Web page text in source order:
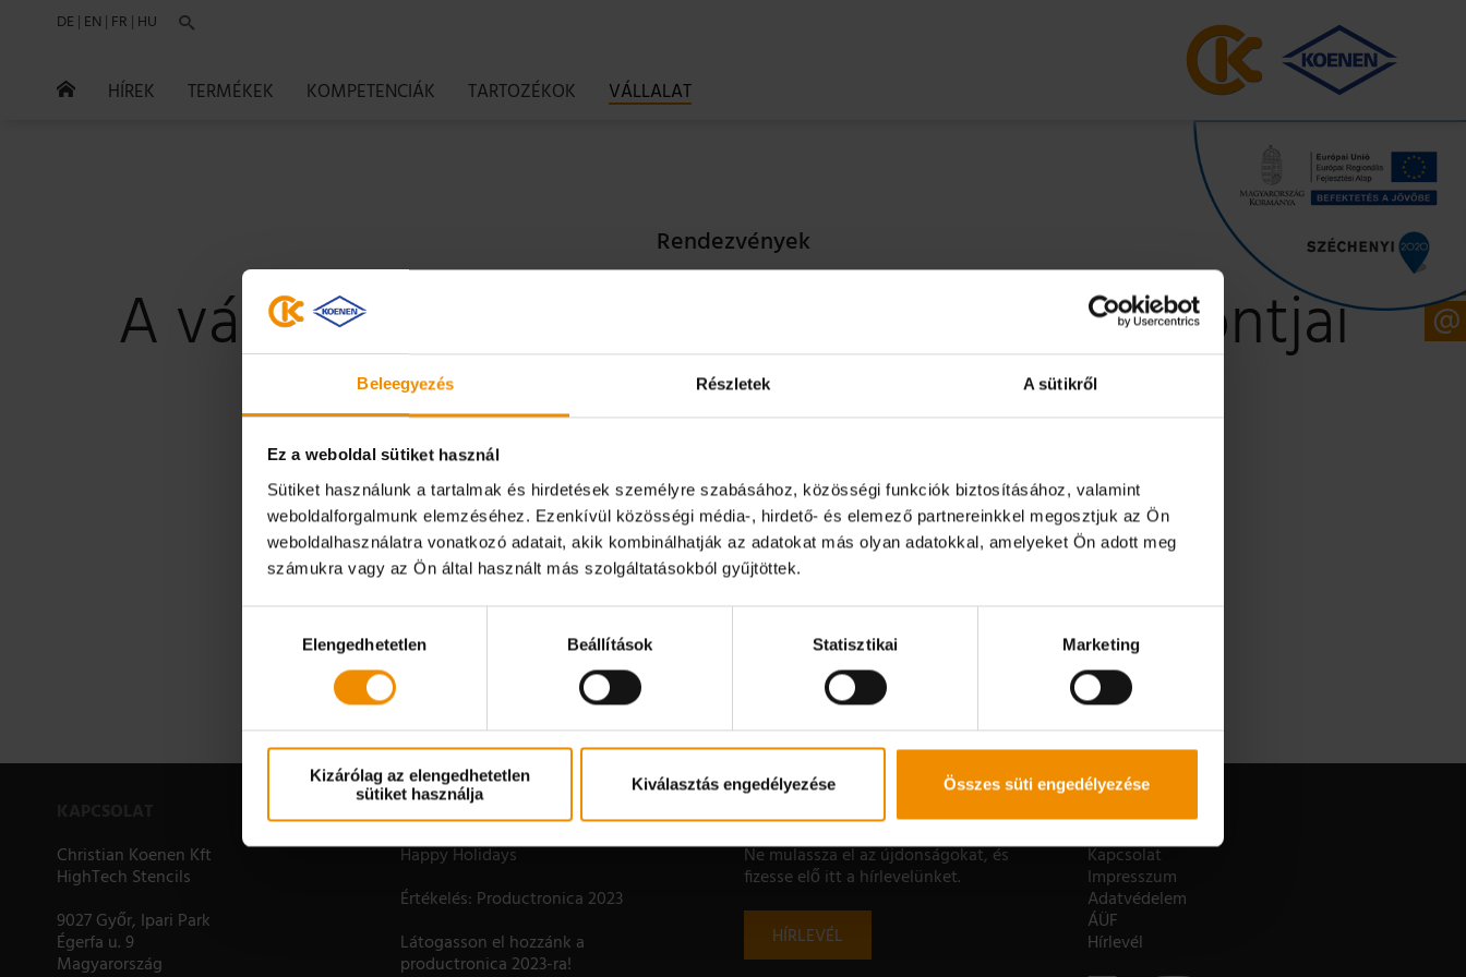
Beleegyezés Részletek A sütikről
Ez a weboldal sütiket használ
Sütiket használunk a tartalmak és hirdetések személyre szabásához, közösségi funkciók biztosításához, valamint
weboldalforgalmunk elemzéséhez. Ezenkívül közösségi média-, hirdető- és elemező partnereinkkel megosztjuk az Ön
weboldalhasználatra vonatkozó adatait, akik kombinálhatják az adatokat más olyan adatokkal, amelyeket Ön adott meg
számukra vagy az Ön által használt más szolgáltatásokból gyűjtöttek.
kiválasztásaElengedhetetlen Beállítások Statisztikai Marketing
Kizárólag az elengedhetetlen
sütiket használja
Kiválasztás engedélyezése Összes süti engedélyezése
DE | EN | FR | HU 
 HÍREK TERMÉKEK KOMPETENCIÁK TARTOZÉKOK VÁLLALAT
Rendezvények
A vásárok és a technológiai napok időpontjai
Találkozzon velünka következő szakvásárok vagy technológiai rendezvények valamelyikén.
Kérdéseik megválaszolására készséggel állunk rendelkezésükre.
KAPCSOLAT
Christian Koenen Kft
HighTech Stencils
9027 Győr, Ipari Park
Égerfa u. 9
Magyarország
NEWS
Happy Holidays
Értékelés: Productronica 2023
Látogasson el hozzánk a
productronica 2023-ra!
NAPRAKÉSZEN
Ne mulassza el az újdonságokat, és
fizesse elő itt a hírlevelünket.
HÍRLEVÉL
OLDALAK
Kapcsolat
Impresszum
Adatvédelem
ÁÜF
Hírlevél